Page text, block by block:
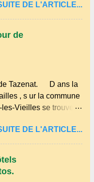
et des fruits comme des
Son nom
terme occitan
composé de
dont le
de Biollet ,
centres d'Europe.
et brille au
attirant le regard.
d'un étang,
des souvenirs tout
parc arboré.
DE L'ARTICLE...
de
de Tazenat. D ans la
, s ur la commune
Vieilles se trouve le
rempli d’eau, appelé
ou Tazanat, il est le
nord de la Chaîne
près de soixante.
: un " Gour " c 'est
DE L'ARTICLE...